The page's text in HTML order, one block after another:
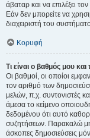
άβαταρ και να επιλέξει
Εάν δεν μπορείτε να
διαχειριστή του
Κορυφή
Τι είναι ο βαθμός μου
Οι βαθμοί, οι οποίοι
τον αριθμό των
μελών, π.χ. συντονιστές
άμεσα το κείμενο
δεδομένου ότι αυτό
συζητήσεων. Παρακαλώ
άσκοπες δημοσιεύσεις